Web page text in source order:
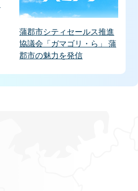
蒲郡市シティセールス推進
協議会「ガマゴリ・ら」 蒲
郡市の魅力を発信